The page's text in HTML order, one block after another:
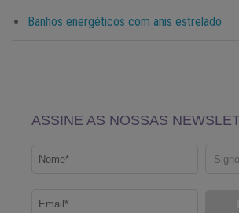
Banhos energéticos com anis estrelado